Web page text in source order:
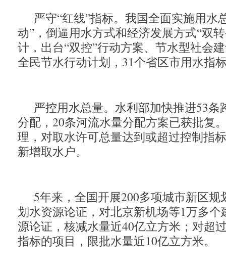
严守“红线”指标。我国全面实施用水
动”，倒逼用水方式和经济发展方式“双
计，出台“双控”行动方案、节水型社会
全民节水行动计划，31个省区市用水指
严控用水总量。水利部加快推进53条
分配，20条河流水量分配方案已获批复
理，对取水许可总量达到或超过控制指
新增取水户。
5年来，全国开展200多项城市新区
划水资源论证，对北京新机场等1万多
源论证，核减水量近40亿立方米；对超
指标的项目，限批水量近10亿立方米。